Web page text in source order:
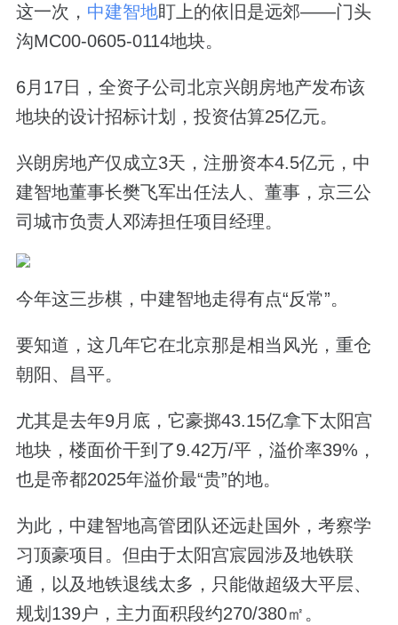
这一次， 中建智地盯上的依旧是远郊——门头
沟MC00-0605-0114地块。
6月17日，全资子公司北京兴朗房地产发布该
地块的设计招标计划，投资估算25亿元。
兴朗房地产仅成立3天，注册资本4.5亿元，中
建智地董事长樊飞军出任法人、董事，京三公
司城市负责人邓涛担任项目经理。
今年这三步棋，中建智地走得有点“反常”。
要知道，这几年它在北京那是相当风光，重仓
朝阳、昌平。
尤其是去年9月底，它豪掷43.15亿拿下太阳宫
地块，楼面价干到了9.42万/平，溢价率39%，
也是帝都2025年溢价最“贵”的地。
为此，中建智地高管团队还远赴国外，考察学
习顶豪项目。但由于太阳宫宸园涉及地铁联
通，以及地铁退线太多，只能做超级大平层、
规划139户，主力面积段约270/380㎡。